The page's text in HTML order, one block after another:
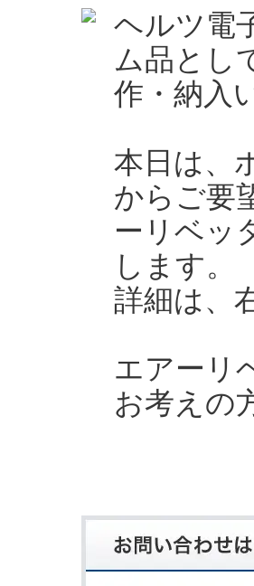
ヘルツ電
ム品とし
作・納入
本日は、
からご要
ーリベッ
します。
詳細は、
エアーリ
お考えの